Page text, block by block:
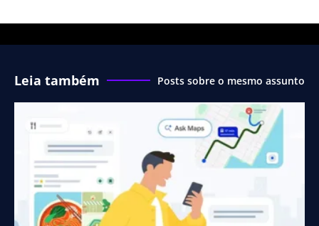
Leia também Posts sobre o mesmo assunto